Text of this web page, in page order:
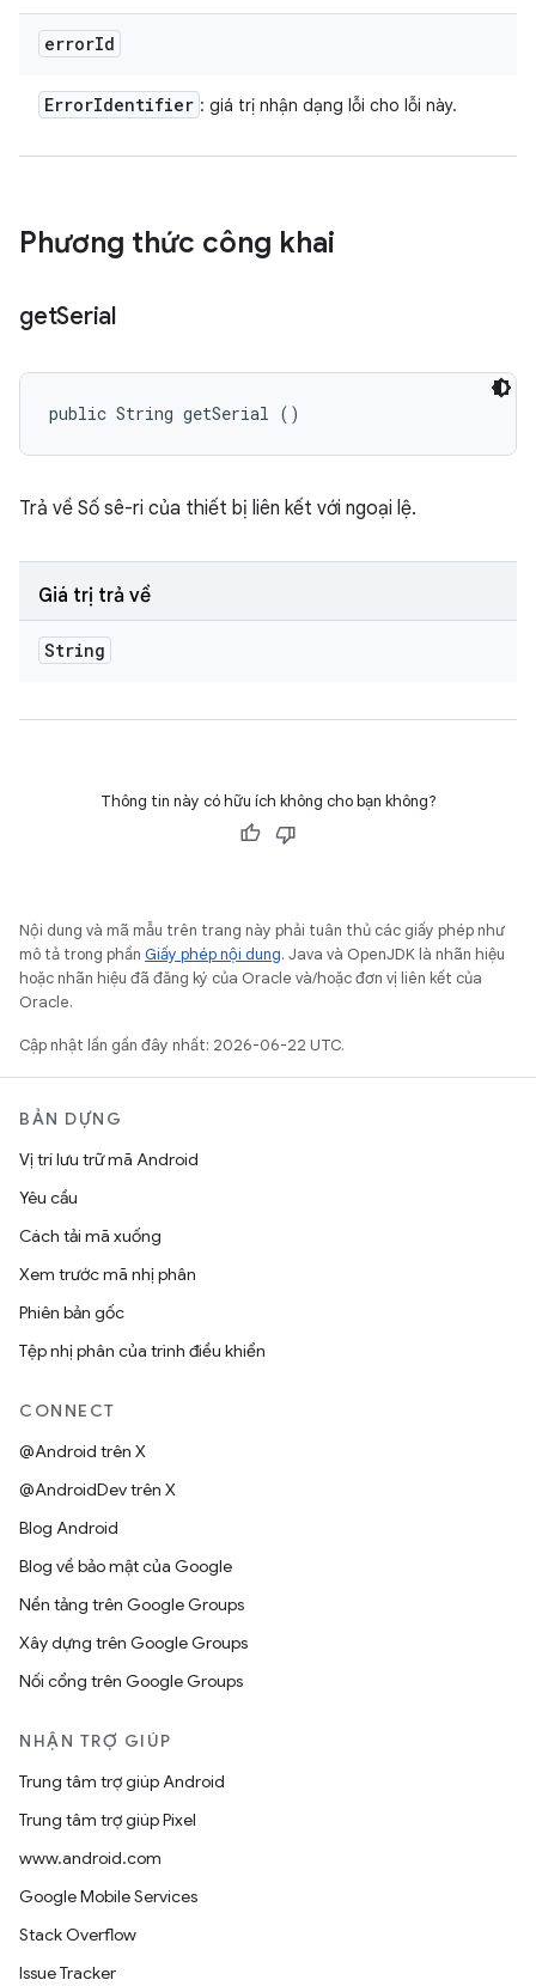
errorId
ErrorIdentifier : giá trị nhận dạng lỗi cho lỗi này.
Phương thức công khai
getSerial
public String getSerial ()
Trả về Số sê-ri của thiết bị liên kết với ngoại lệ.
Giá trị trả về
String
Thông tin này có hữu ích không cho bạn không?
Nội dung và mã mẫu trên trang này phải tuân thủ các giấy phép như
mô tả trong phần Giấy phép nội dung. Java và OpenJDK là nhãn hiệu
hoặc nhãn hiệu đã đăng ký của Oracle và/hoặc đơn vị liên kết của
Oracle.
Cập nhật lần gần đây nhất: 2026-06-22 UTC.
BẢN DỰNG
Vị trí lưu trữ mã Android
Yêu cầu
Cách tải mã xuống
Xem trước mã nhị phân
Phiên bản gốc
Tệp nhị phân của trình điều khiển
CONNECT
@Android trên X
@AndroidDev trên X
Blog Android
Blog về bảo mật của Google
Nền tảng trên Google Groups
Xây dựng trên Google Groups
Nối cổng trên Google Groups
NHẬN TRỢ GIÚP
Trung tâm trợ giúp Android
Trung tâm trợ giúp Pixel
www.android.com
Google Mobile Services
Stack Overflow
Issue Tracker